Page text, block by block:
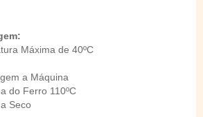
Máxima de 40ºC
a Máquina
do Ferro 110ºC
Seco